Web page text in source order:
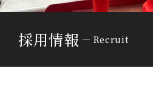
採用情報 Recruit